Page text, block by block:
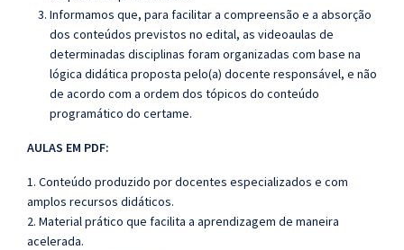
Informamos que, para facilitar a compreensão e a absorção
dos conteúdos previstos no edital, as videoaulas de
determinadas disciplinas foram organizadas com base na
lógica didática proposta pelo(a) docente responsável, e não
de acordo com a ordem dos tópicos do conteúdo
programático do certame.
AULAS EM PDF:
1. Conteúdo produzido por docentes especializados e com
amplos recursos didáticos.
2. Material prático que facilita a aprendizagem de maneira
acelerada.